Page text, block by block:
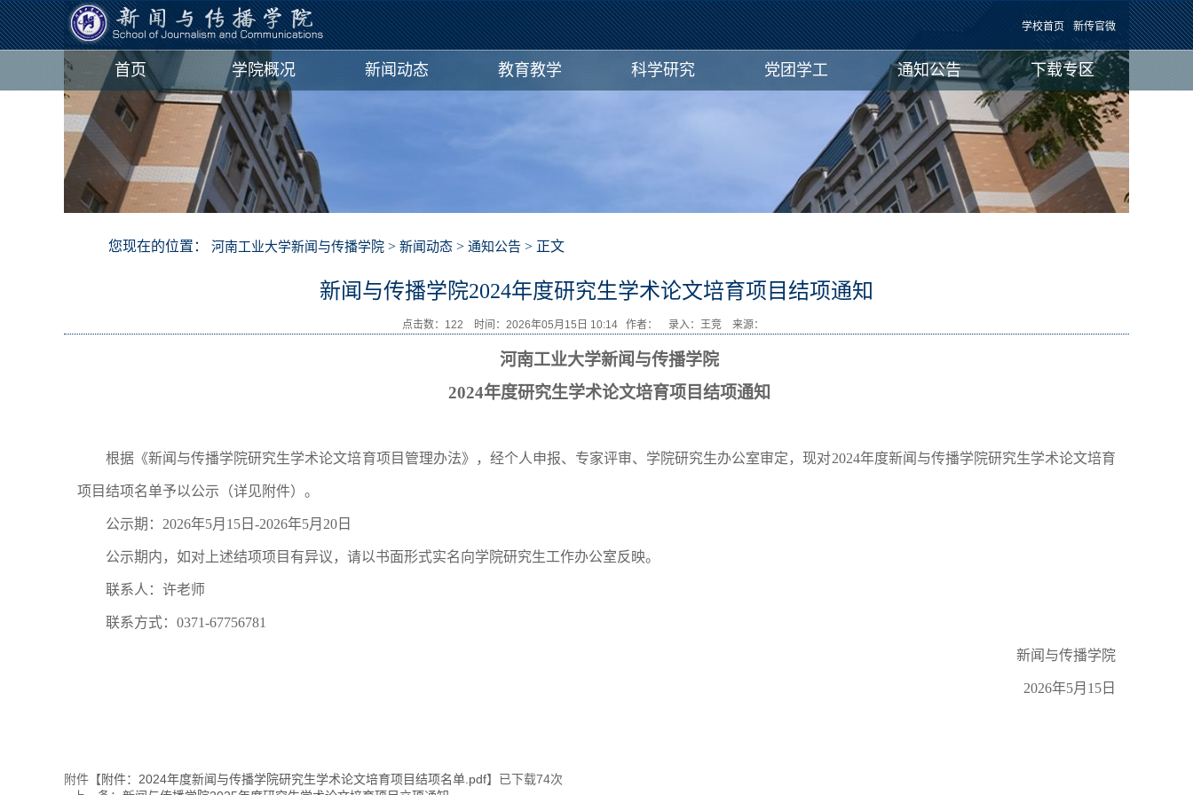
学校首页 新传官微
首页 学院概况 新闻动态 教育教学 科学研究 党团学工 通知公告 下载专区
您现在的位置： 河南工业大学新闻与传播学院 > 新闻动态 > 通知公告 > 正文
新闻与传播学院2024年度研究生学术论文培育项目结项通知
点击数： 122 时间：2026年05月15日 10:14 作者： 录入：王竞 来源：
河南工业大学新闻与传播学院
2024年度研究生学术论文培育项目结项通知
根据《新闻与传播学院研究生学术论文培育项目管理办法》，经个人申报、 专家评审、学院研究生办公室审定，现对2024年度新闻与传播学院研究生学术论文培育
项目结项名单予以公示（详见附件） 。
公示期： 2026年5月 15 日 -2026年5月 20 日
公示期内，如对上述结项项目有异议，请以书面形式实名向学院研究生工作办公室反映。
联系人：许老师
联系方式： 0371-67756781
新闻与传播学院
2026年5月 15 日
附件【附件：2024年度新闻与传播学院研究生学术论文培育项目结项名单.pdf】已下载74次